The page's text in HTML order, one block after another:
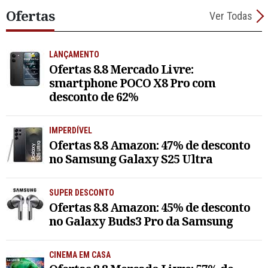
Ofertas Ver Todas
LANÇAMENTO
Ofertas 8.8 Mercado Livre:
smartphone POCO X8 Pro com
desconto de 62%
IMPERDÍVEL
Ofertas 8.8 Amazon: 47% de desconto
no Samsung Galaxy S25 Ultra
SUPER DESCONTO
Ofertas 8.8 Amazon: 45% de desconto
no Galaxy Buds3 Pro da Samsung
CINEMA EM CASA